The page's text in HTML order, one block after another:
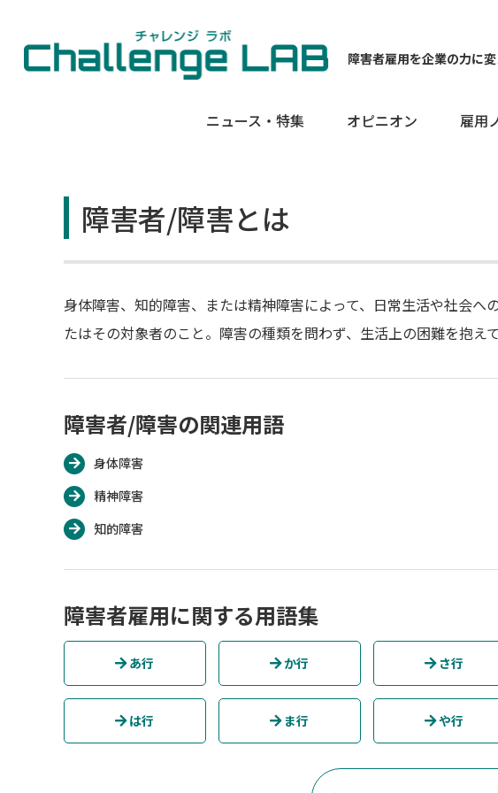
障害者雇用を企業の力に
ニュース・特集 オピニオン 雇用
障害者/障害とは
身体障害、知的障害、または精神障害によって、日常生活や社会
たはその対象者のこと。障害の種類を問わず、生活上の困難を抱え
障害者/障害の関連用語
身体障害
精神障害
知的障害
障害者雇用に関する用語集
あ行 か行 さ行
は行 ま行 や行